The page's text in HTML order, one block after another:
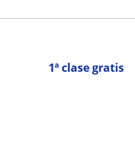
1ª clase gratis